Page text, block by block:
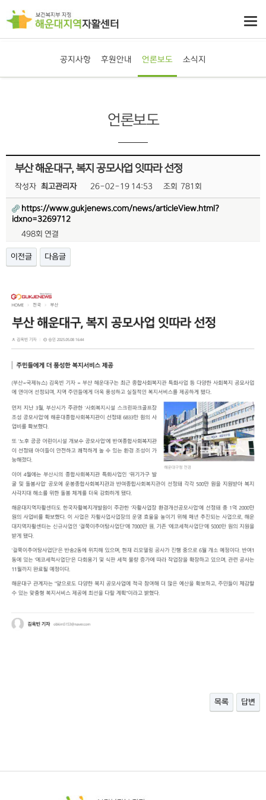
공지사항 후원안내 언론보도 소식지
언론보도
부산 해운대구, 복지 공모사업 잇따라 선정
작성자 최고관리자 26-02-19 14:53 조회 781회
https://www.gukjenews.com/news/articleView.html?
idxno=3269712
498회 연결
이전글 다음글
목록 답변